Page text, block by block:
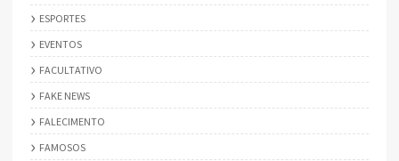
ESPORTES
EVENTOS
FACULTATIVO
FAKE NEWS
FALECIMENTO
FAMOSOS